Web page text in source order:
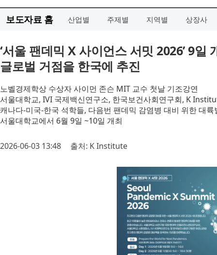
보도자료 홈 산업별 주제별 지역별 상장사
‘서울 팬데믹 X 사이언스 서밋 2026’ 9
글로벌 거점을 한국에 추진
노벨경제학상 수상자 사이먼 존슨 MIT 교수 첫날 기조강연
서울대학교, IVI 국제백신연구소, 한국보건사회연구회, K
캐나다-미국-한국 석학들, 다음번 팬데믹 감염병 대비 위한 대
서울대학교에서 6월 9일 ~10일 개최
2026-06-03 13:48 출처: K Institute